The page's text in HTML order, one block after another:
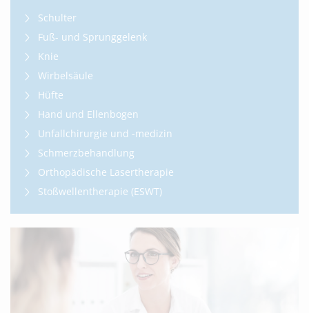
Schulter
Fuß- und Sprunggelenk
Knie
Wirbelsäule
Hüfte
Hand und Ellenbogen
Unfallchirurgie und -medizin
Schmerzbehandlung
Orthopädische Lasertherapie
Stoßwellentherapie (ESWT)